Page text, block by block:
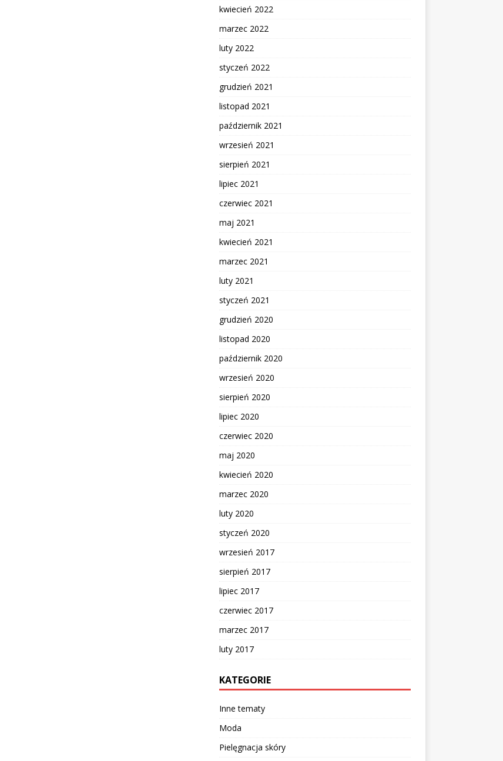
kwiecień 2022
marzec 2022
luty 2022
styczeń 2022
grudzień 2021
listopad 2021
październik 2021
wrzesień 2021
sierpień 2021
lipiec 2021
czerwiec 2021
maj 2021
kwiecień 2021
marzec 2021
luty 2021
styczeń 2021
grudzień 2020
listopad 2020
październik 2020
wrzesień 2020
sierpień 2020
lipiec 2020
czerwiec 2020
maj 2020
kwiecień 2020
marzec 2020
luty 2020
styczeń 2020
wrzesień 2017
sierpień 2017
lipiec 2017
czerwiec 2017
marzec 2017
luty 2017
KATEGORIE
Inne tematy
Moda
Pielęgnacja skóry